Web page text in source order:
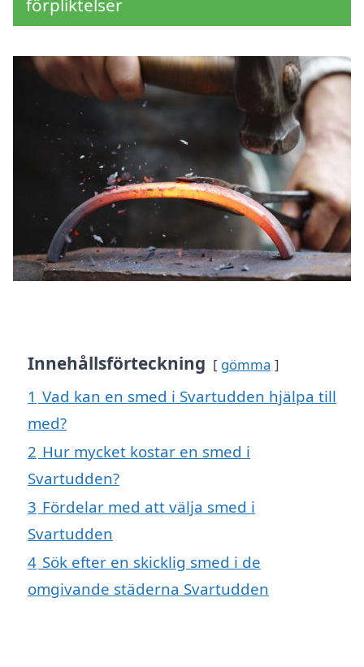
förpliktelser
Innehållsförteckning gömma
1 Vad kan en smed i Svartudden hjälpa till
med?
2 Hur mycket kostar en smed i
Svartudden?
3 Fördelar med att välja smed i
Svartudden
4 Sök efter en skicklig smed i de
omgivande städerna Svartudden